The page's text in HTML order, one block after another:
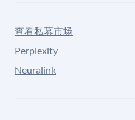
查看私募市场
Perplexity
Neuralink